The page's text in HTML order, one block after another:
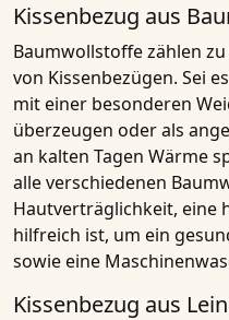
Kissenbezug aus
Baumwollstoffe zählen
von Kissenbezügen. Sei
mit einer besonderen
überzeugen oder als
an kalten Tagen Wärme
alle verschiedenen
Hautverträglichkeit, eine
hilfreich ist, um ein
sowie eine
Kissenbezug aus